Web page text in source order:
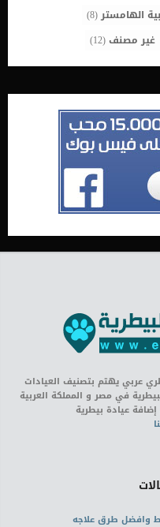
الهامستر(8)
غير مصنف(12)
عربي يهتم بتصنيف العيادات
في مصر و المملكة العربية
عيادة بيطرية
وافضل طرق علاجه